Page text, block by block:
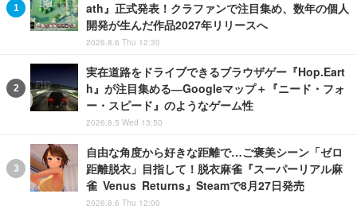
ath』正式発表！クラファンで注目集め、数年の個人
開発が生んだ作品2027年リリースへ
2026.8.6 Thu 12:30
実在道路をドライブできるブラウザゲー『Hop.Eart
h』が注目集める―Googleマップ＋『ニード・フォ
ー・スピード』のようなゲーム性
2026.8.5 Wed 13:50
自由な角度から好きな距離で…ご褒美シーン「ゼロ
距離脱衣」目指して！脱衣麻雀『スーパーリアル麻
雀 Venus Returns』Steamで8月27日発売
2026.8.6 Thu 12:00